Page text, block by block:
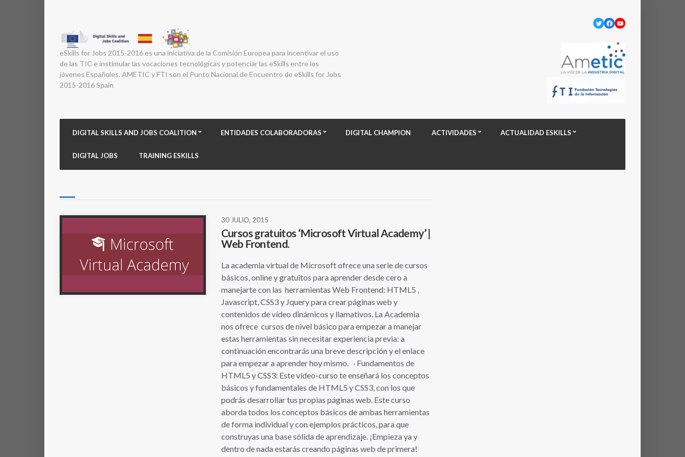
eSkills for Jobs 2015-2016 es una iniciativa de la Comisión Europea para incentivar el uso
de las TIC e instimular las vocaciones tecnológicas y potenciar las eSkills entre los
jóvenes Españoles. AMETIC y FTI son el Punto Nacional de Encuentro de eSkills for Jobs
2015-2016 Spain
Twitter
Facebook
YouTube
DIGITAL SKILLS AND JOBS COALITION ENTIDADES COLABORADORAS DIGITAL CHAMPION ACTIVIDADES ACTUALIDAD ESKILLS
DIGITAL JOBS TRAINING ESKILLS
30 JULIO, 2015
Cursos gratuitos ‘Microsoft Virtual Academy’ |
Web Frontend.
La academia virtual de Microsoft ofrece una serie de cursos
básicos, online y gratuitos para aprender desde cero a
manejarte con las herramientas Web Frontend: HTML5 ,
Javascript, CSS3 y Jquery para crear páginas web y
contenidos de vídeo dinámicos y llamativos. La Academia
nos ofrece cursos de nivel básico para empezar a manejar
estas herramientas sin necesitar experiencia previa: a
continuación encontrarás una breve descripción y el enlace
para empezar a aprender hoy mismo. · Fundamentos de
HTML5 y CSS3: Este vídeo-curso te enseñará los conceptos
básicos y fundamentales de HTML5 y CSS3, con los que
podrás desarrollar tus propias páginas web. Este curso
aborda todos los conceptos básicos de ambas herramientas
de forma individual y con ejemplos prácticos, para que
construyas una base sólida de aprendizaje. ¡Empieza ya y
dentro de nada estarás creando páginas web de primera!